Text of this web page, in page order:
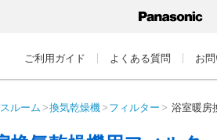
ご利用ガイド よくある質問 お
ルーム 換気乾燥機 フィルター 浴室暖房